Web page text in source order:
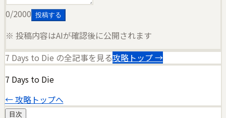
0/2000 投稿する
※ 投稿内容はAIが確認後に公開されます
7 Days to Die の全記事を見る攻略トップ →
7 Days to Die
← 攻略トップへ
目次